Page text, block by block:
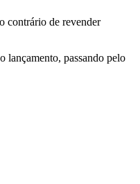
contrário de revender
lançamento, passando pelo